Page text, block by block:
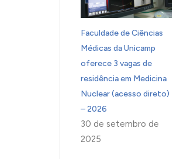
Faculdade de Ciências
Médicas da Unicamp
oferece 3 vagas de
residência em Medicina
Nuclear (acesso direto)
– 2026
30 de setembro de
2025